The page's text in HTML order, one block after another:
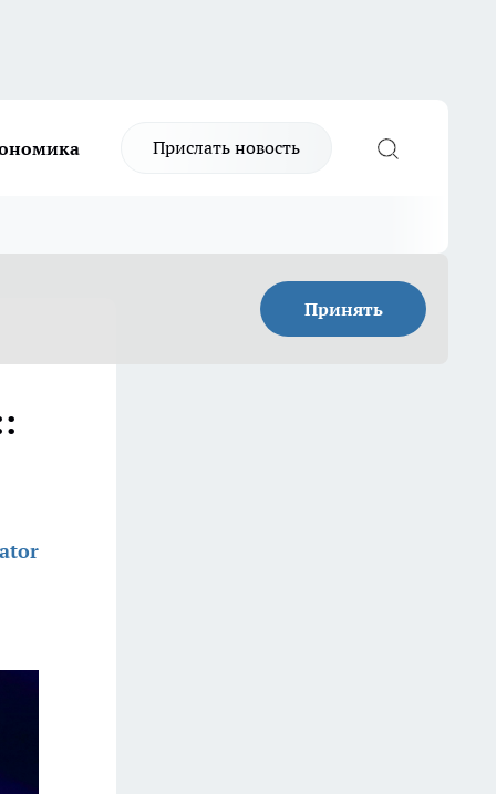
Прислать новость
Принять